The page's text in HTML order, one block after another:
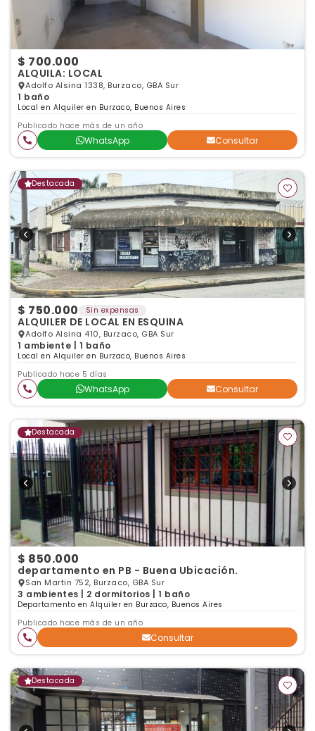
$ 700.000
ALQUILA: LOCAL
Adolfo Alsina 1338, Burzaco, GBA Sur
1 baño
Local en Alquiler en Burzaco, Buenos Aires
Publicado hace más de un año
WhatsApp Consultar
Destacada
$ 750.000 Sin expensas
ALQUILER DE LOCAL EN ESQUINA
Adolfo Alsina 410, Burzaco, GBA Sur
1 ambiente | 1 baño
Local en Alquiler en Burzaco, Buenos Aires
Publicado hace 5 días
WhatsApp Consultar
Destacada
$ 850.000
departamento en PB - Buena Ubicación.
San Martin 752, Burzaco, GBA Sur
3 ambientes | 2 dormitorios | 1 baño
Departamento en Alquiler en Burzaco, Buenos Aires
Publicado hace más de un año
Consultar
Destacada